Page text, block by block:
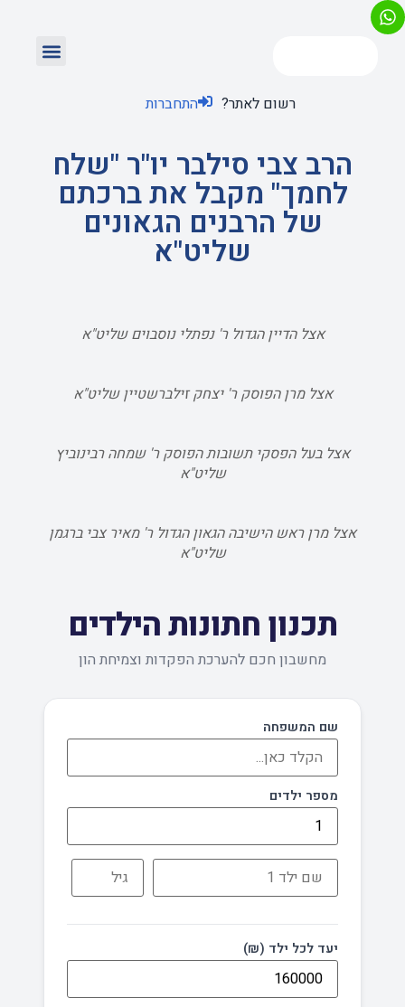
רשום לאתר? התחברות
הרב צבי סילבר יו"ר "שלח
לחמך" מקבל את ברכתם
של הרבנים הגאונים
שליט"א
אצל הדיין הגדול ר' נפתלי נוסבוים שליט"א
אצל מרן הפוסק ר' יצחק זילברשטיין שליט"א
אצל בעל הפסקי תשובות הפוסק ר' שמחה רבינוביץ
שליט"א
אצל מרן ראש הישיבה הגאון הגדול ר' מאיר צבי ברגמן
שליט"א
תכנון חתונות הילדים
מחשבון חכם להערכת הפקדות וצמיחת הון
שם המשפחה
מספר ילדים
יעד לכל ילד (₪)